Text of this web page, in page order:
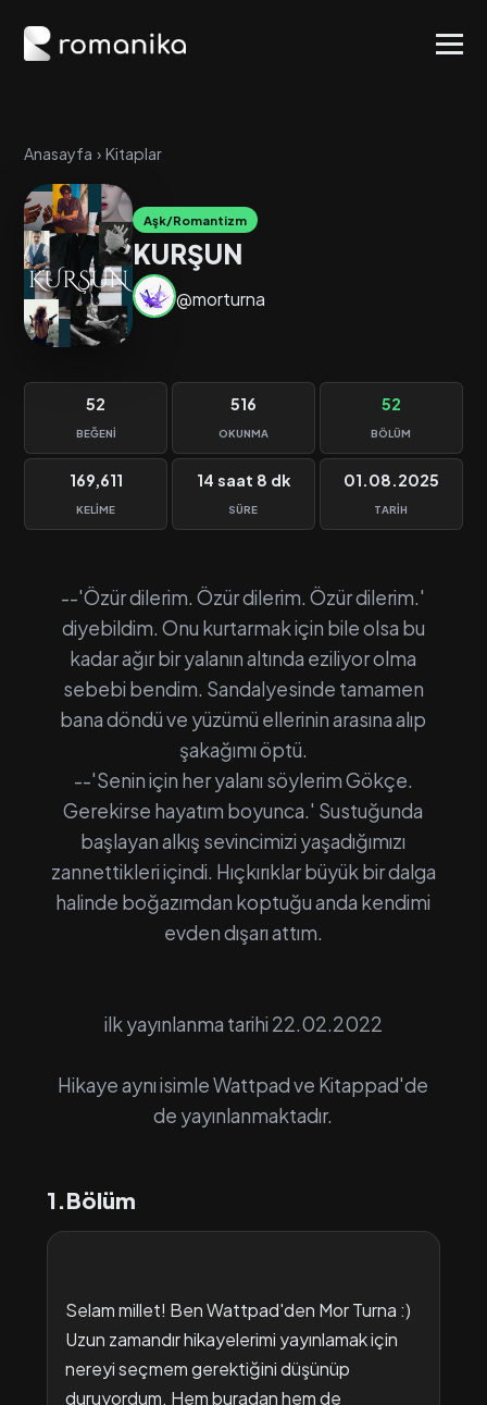
Anasayfa › Kitaplar
Aşk/Romantizm
KURŞUN
@morturna
52
BEĞENI
516
OKUNMA
52
BÖLÜM
169,611
KELIME
14 saat 8 dk
SÜRE
01.08.2025
TARIH
--'Özür dilerim. Özür dilerim. Özür dilerim.'
diyebildim. Onu kurtarmak için bile olsa bu
kadar ağır bir yalanın altında eziliyor olma
sebebi bendim. Sandalyesinde tamamen
bana döndü ve yüzümü ellerinin arasına alıp
şakağımı öptü.
--'Senin için her yalanı söylerim Gökçe.
Gerekirse hayatım boyunca.' Sustuğunda
başlayan alkış sevincimizi yaşadığımızı
zannettikleri içindi. Hıçkırıklar büyük bir dalga
halinde boğazımdan koptuğu anda kendimi
evden dışarı attım.
ilk yayınlanma tarihi 22.02.2022
Hikaye aynı isimle Wattpad ve Kitappad'de
de yayınlanmaktadır.
1.Bölüm
Selam millet! Ben Wattpad'den Mor Turna :)
Uzun zamandır hikayelerimi yayınlamak için
nereyi seçmem gerektiğini düşünüp
duruyordum. Hem buradan hem de